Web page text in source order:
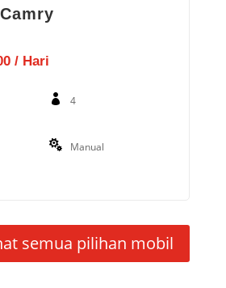
/ Hari
4
Manual
semua pilihan mobil